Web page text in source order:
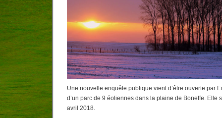
Une nouvelle enquête publique vient d’être ouverte par
d’un parc de 9 éoliennes dans la plaine de Boneffe. Elle
avril 2018.